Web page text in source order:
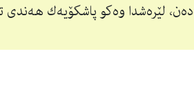
لێرەشدا وەكو پاشكۆیەك هەندی